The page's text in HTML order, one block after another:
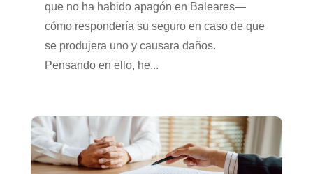
que no ha habido apagón en Baleares—
cómo respondería su seguro en caso de que
se produjera uno y causara daños.
Pensando en ello, he...